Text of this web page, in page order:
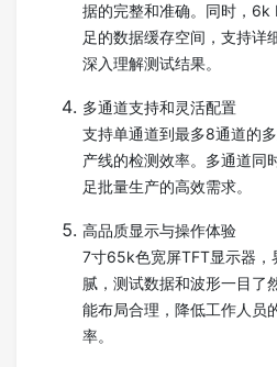
据的完整和准确。同时，
足的数据缓存空间，支持详
深入理解测试结果。
多通道支持和灵活配置
支持单通道到最多8通道的
产线的检测效率。多通道同
足批量生产的高效需求。
高品质显示与操作体验
7寸65k色宽屏TFT显示器，
腻，测试数据和波形一目了
能布局合理，降低工作人员
率。